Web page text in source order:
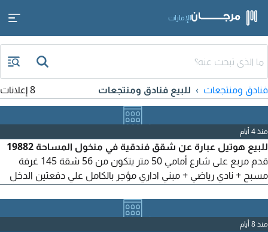
الإمارات
فنادق ومنتجعات للبيع فنادق ومنتجعات 8 إعلانات
منذ 4 أيام
للبيع هوتيل عبارة عن شقق فندقية في منخول المساحة 19882
قدم مربع على شارع أمامي 50 متر يتكون من 56 شقة 145 غرفة
مسبح + نادي رياضي + مبني اداري مؤجر بالكامل علي دفعتين الدخل
السنوي الحالي 5 مليون و100 ألف درهم للتواصل ايمان العاصي
منذ 8 أيام